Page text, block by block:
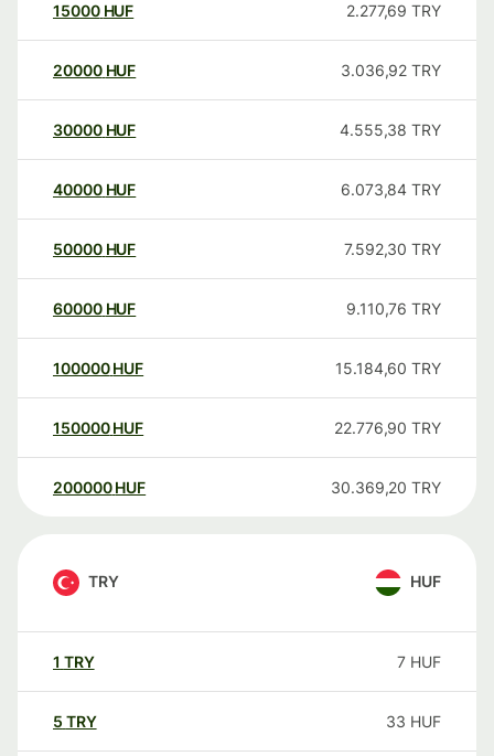
15000 HUF 2.277,69 TRY
20000 HUF 3.036,92 TRY
30000 HUF 4.555,38 TRY
40000 HUF 6.073,84 TRY
50000 HUF 7.592,30 TRY
60000 HUF 9.110,76 TRY
100000 HUF 15.184,60 TRY
150000 HUF 22.776,90 TRY
200000 HUF 30.369,20 TRY
TRY HUF
1 TRY 7 HUF
5 TRY 33 HUF